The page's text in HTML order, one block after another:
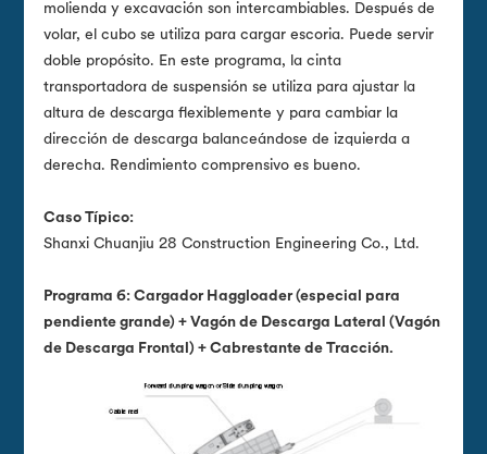
molienda y excavación son intercambiables. Después de
volar, el cubo se utiliza para cargar escoria. Puede servir
doble propósito. En este programa, la cinta
transportadora de suspensión se utiliza para ajustar la
altura de descarga flexiblemente y para cambiar la
dirección de descarga balanceándose de izquierda a
derecha. Rendimiento comprensivo es bueno.
Caso Típico:
Shanxi Chuanjiu 28 Construction Engineering Co., Ltd.
Programa 6: Cargador Haggloader (especial para
pendiente grande) + Vagón de Descarga Lateral (Vagón
de Descarga Frontal) + Cabrestante de Tracción.